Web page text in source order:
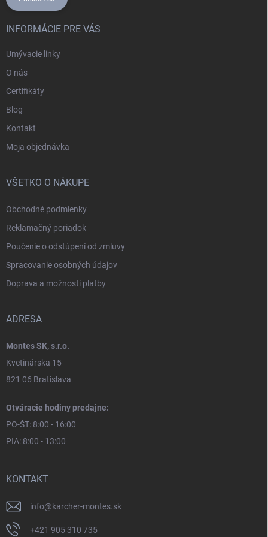
INFORMÁCIE PRE VÁS
Umývacie linky
O nás
Certifikáty
Blog
Kontakt
Moja objednávka
VŠETKO O NÁKUPE
Obchodné podmienky
Reklamačný poriadok
Poučenie o odstúpení od zmluvy
Spracovanie osobných údajov
Doprava a možnosti platby
ADRESA
Montes SK, s.r.o.
Kvetinárska 15
821 06 Bratislava
Otváracie hodiny predajne:
PO-ŠT: 8:00 - 16:00
PIA: 8:00 - 13:00
KONTAKT
info@karcher-montes.sk
+421 905 310 735